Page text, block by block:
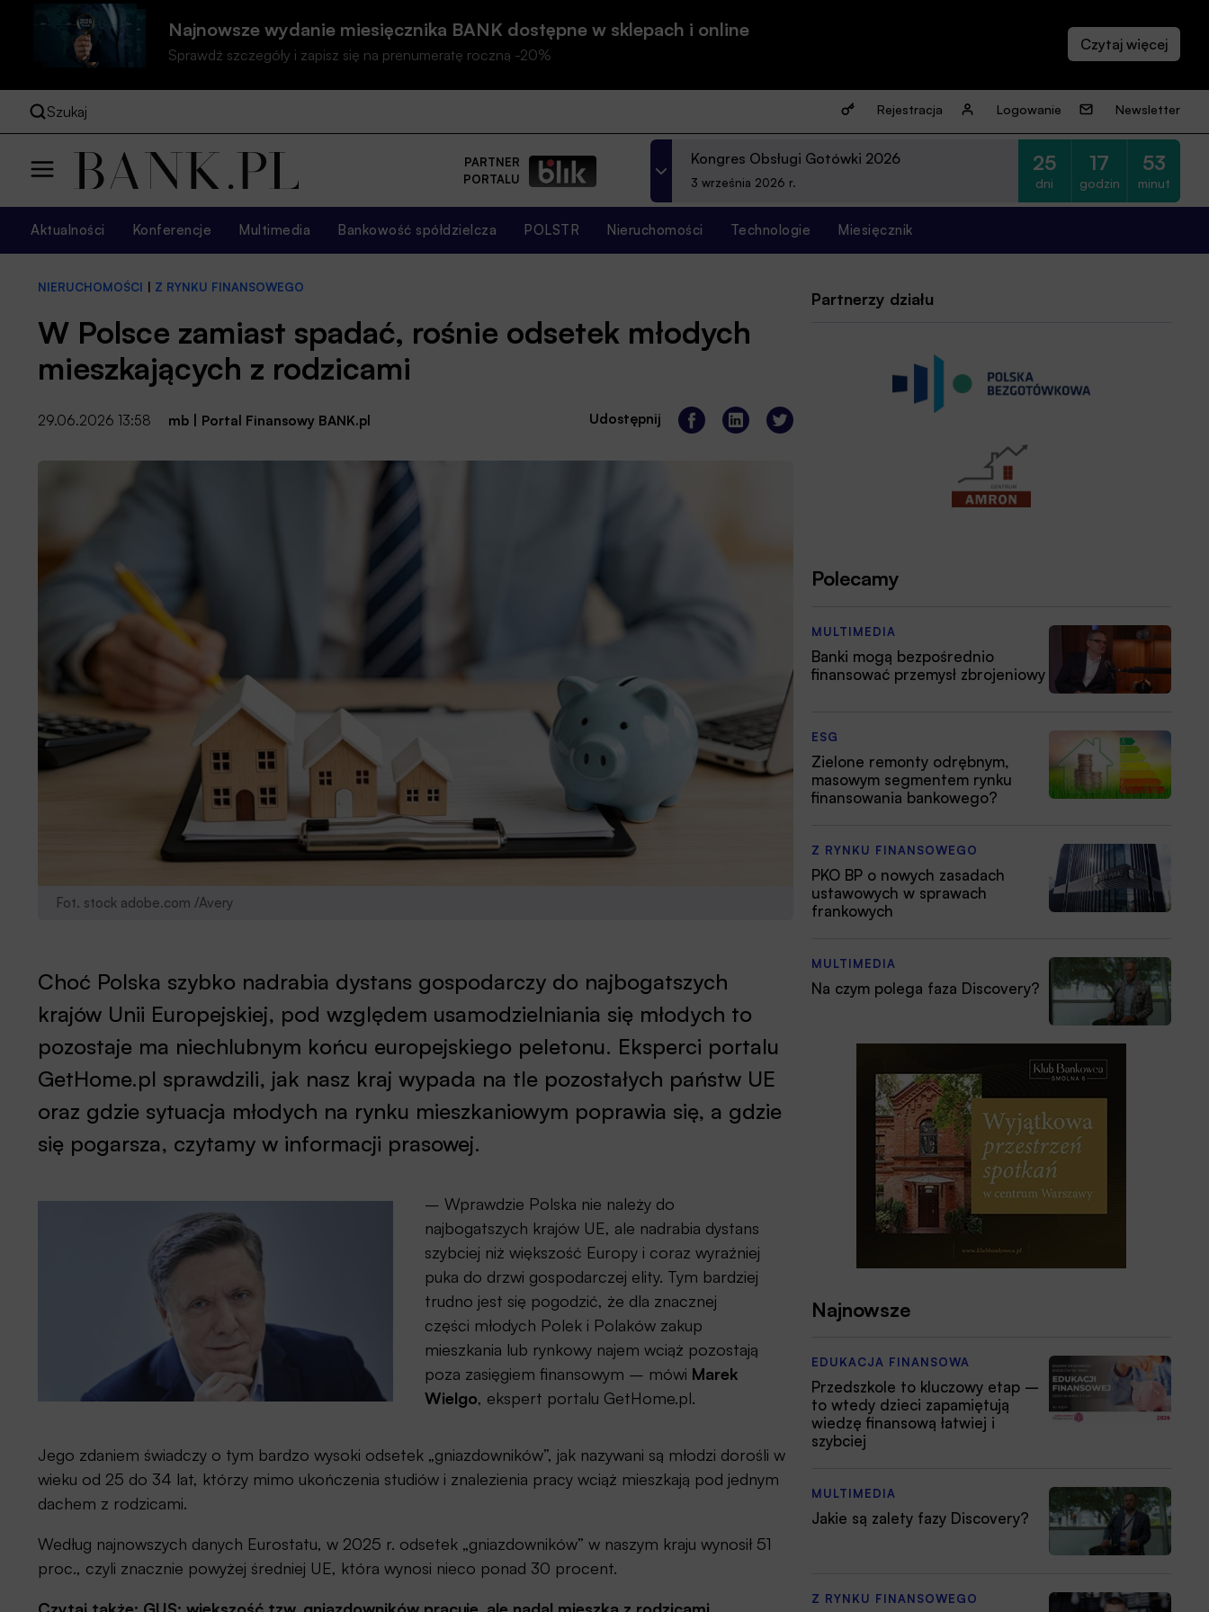
Najnowsze wydanie miesięcznika BANK dostępne w sklepach i online
Sprawdź szczegóły i zapisz się na prenumeratę roczną -20%
Szukaj Rejestracja Logowanie Newsletter
PARTNER
PORTALU
Kongres Obsługi Gotówki 2026
3 września 2026 r.
25
dni
17
godzin
53
minut
Aktualności Konferencje Multimedia Bankowość spółdzielcza POLSTR Nieruchomości Technologie Miesięcznik
NIERUCHOMOŚCI | Z RYNKU FINANSOWEGO
W Polsce zamiast spadać, rośnie odsetek młodych
mieszkających z rodzicami
29.06.2026 13:58 mb Portal Finansowy BANK.pl Udostępnij
Fot. stock adobe.com /Avery
Choć Polska szybko nadrabia dystans gospodarczy do najbogatszych
krajów Unii Europejskiej, pod względem usamodzielniania się młodych to
pozostaje ma niechlubnym końcu europejskiego peletonu. Eksperci portalu
GetHome.pl sprawdzili, jak nasz kraj wypada na tle pozostałych państw UE
oraz gdzie sytuacja młodych na rynku mieszkaniowym poprawia się, a gdzie
się pogarsza, czytamy w informacji prasowej.
– Wprawdzie Polska nie należy do
najbogatszych krajów UE, ale nadrabia dystans
szybciej niż większość Europy i coraz wyraźniej
puka do drzwi gospodarczej elity. Tym bardziej
trudno jest się pogodzić, że dla znacznej
części młodych Polek i Polaków zakup
mieszkania lub rynkowy najem wciąż pozostają
poza zasięgiem finansowym – mówi Marek
Wielgo, ekspert portalu GetHome.pl.
Jego zdaniem świadczy o tym bardzo wysoki odsetek „gniazdowników”, jak nazywani są młodzi dorośli w
wieku od 25 do 34 lat, którzy mimo ukończenia studiów i znalezienia pracy wciąż mieszkają pod jednym
dachem z rodzicami.
Według najnowszych danych Eurostatu, w 2025 r. odsetek „gniazdowników” w naszym kraju wynosił 51
proc., czyli znacznie powyżej średniej UE, która wynosi nieco ponad 30 procent.
Partnerzy działu
Polecamy
MULTIMEDIA
Banki mogą bezpośrednio
finansować przemysł zbrojeniowy
ESG
Zielone remonty odrębnym,
masowym segmentem rynku
finansowania bankowego?
Z RYNKU FINANSOWEGO
PKO BP o nowych zasadach
ustawowych w sprawach
frankowych
MULTIMEDIA
Na czym polega faza Discovery?
Najnowsze
EDUKACJA FINANSOWA
Przedszkole to kluczowy etap –
to wtedy dzieci zapamiętują
wiedzę finansową łatwiej i
szybciej
MULTIMEDIA
Jakie są zalety fazy Discovery?
Z RYNKU FINANSOWEGO